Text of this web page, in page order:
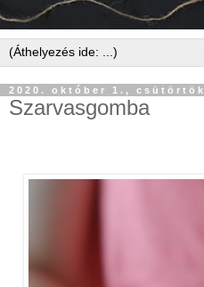
2020. október 1., csütörtök
Szarvasgomba